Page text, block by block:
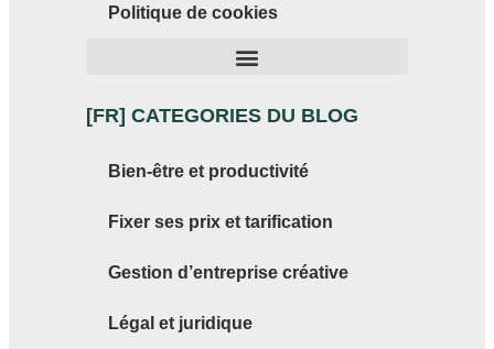
Politique de cookies
[FR] CATEGORIES DU BLOG
Bien-être et productivité
Fixer ses prix et tarification
Gestion d’entreprise créative
Légal et juridique